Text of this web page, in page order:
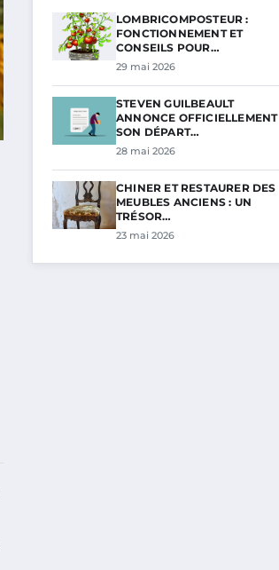
LOMBRICOMPOSTEUR :
FONCTIONNEMENT ET
CONSEILS POUR…
29 mai 2026
STEVEN GUILBEAULT
ANNONCE OFFICIELLEMENT
SON DÉPART…
28 mai 2026
CHINER ET RESTAURER DES
MEUBLES ANCIENS : UN
TRÉSOR…
23 mai 2026